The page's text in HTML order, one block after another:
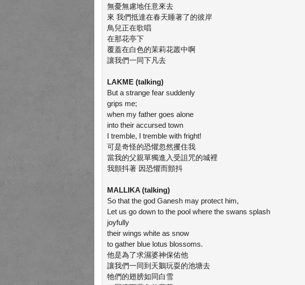
無憂無慮地任意來去
來 我們抵達在春天睡著了的彼岸
鳥兒正在歌唱
在那花亭下
覆蓋在白色的茉莉花叢中啊
讓我們一同下凡去
LAKME (talking)
But a strange fear suddenly
grips me;
when my father goes alone
into their accursed town
I tremble, I tremble with fright!
可是奇怪的恐懼忽然攫住我
當我的父親單獨進入受詛咒的城裡
我顫抖著 因恐懼而顫抖
MALLIKA (talking)
So that the god Ganesh may protect him,
Let us go down to the pool where the swans splash
joyfully
their wings white as snow
to gather blue lotus blossoms.
他是為了求濕婆神保佑他
讓我們一同到天鵝玩耍的池塘去
牠們的翅膀如同白雪